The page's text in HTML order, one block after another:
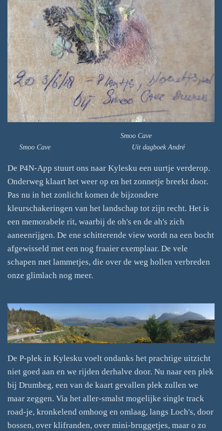
Smoo Cave
Smoo Cave Uit dagboek André
De P4N-App stuurt ons naar Kylesku een uurtje verderop.
Onderweg klaart het weer op en het zonnetje breekt door.
Pas nu in het zonlicht komen de bijzondere
kleurschakeringen van het landschap tot zijn recht. Het is
een memorabele rit, waarbij de oh's en de ah's zich
aaneenrijgen. De ene schitterende view wordt na een bocht
afgewisseld met een nog fraaier exemplaar. De vele
schapen met lammetjes, die over de weg hollen verbreden
onze glimlach nog meer.
De P-plek in Kylesku voelt ondanks het prachtige uitzicht
niet goed aan en we rijden derhalve door. Nu naar een plek
bij Drumbeg, een van de kaart gevallen plek zullen we
maar zeggen. Via het aller-smalst mogelijke single track
road-je, kronkelend omhoog en omlaag, langs Loch's, door
bossen, over klifranden, over mini-bruggetjes, maar o zo